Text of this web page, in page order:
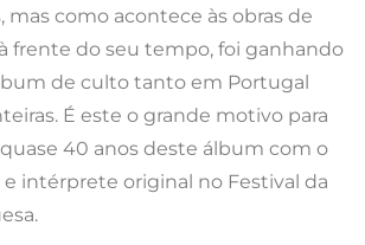
mas como acontece às obras de
frente do seu tempo, foi ganhando
de culto tanto em Portugal
É este o grande motivo para
40 anos deste álbum com o
intérprete original no Festival da